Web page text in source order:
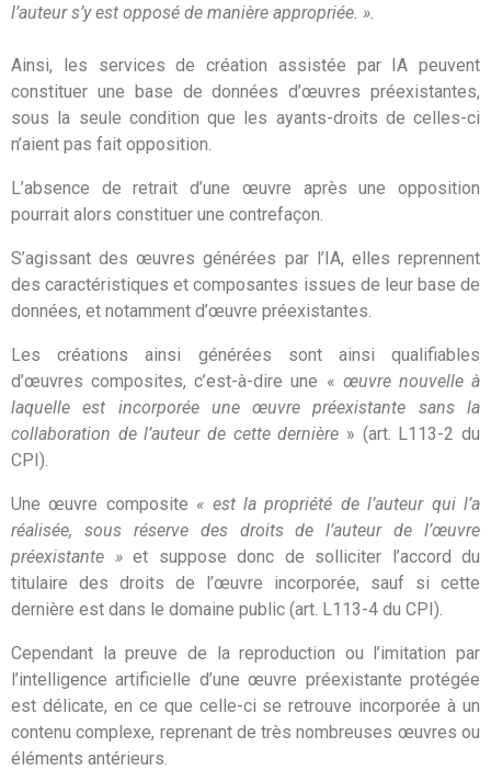
l’auteur s’y est opposé de manière appropriée. ».
Ainsi, les services de création assistée par IA peuvent
constituer une base de données d’œuvres préexistantes,
sous la seule condition que les ayants-droits de celles-ci
n’aient pas fait opposition.
L’absence de retrait d’une œuvre après une opposition
pourrait alors constituer une contrefaçon.
S’agissant des œuvres générées par l’IA, elles reprennent
des caractéristiques et composantes issues de leur base de
données, et notamment d’œuvre préexistantes.
Les créations ainsi générées sont ainsi qualifiables
d’œuvres composites, c’est-à-dire une « œuvre nouvelle à
laquelle est incorporée une œuvre préexistante sans la
collaboration de l’auteur de cette dernière » (art. L113-2 du
CPI).
Une œuvre composite « est la propriété de l’auteur qui l’a
réalisée, sous réserve des droits de l’auteur de l’œuvre
préexistante »et suppose donc de solliciter l’accord du
titulaire des droits de l’œuvre incorporée, sauf si cette
dernière est dans le domaine public (art. L113-4 du CPI).
Cependant la preuve de la reproduction ou l’imitation par
l’intelligence artificielle d’une œuvre préexistante protégée
est délicate, en ce que celle-ci se retrouve incorporée à un
contenu complexe, reprenant de très nombreuses œuvres ou
éléments antérieurs.